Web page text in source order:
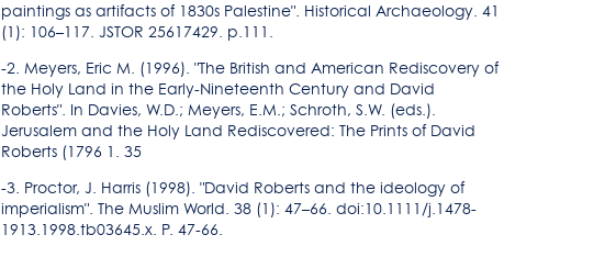
paintings as artifacts of 1830s Palestine". Historical Archaeology. 41
(1): 106–117. JSTOR 25617429. p.111.
-2. Meyers, Eric M. (1996). "The British and American Rediscovery of
the Holy Land in the Early-Nineteenth Century and David
Roberts". In Davies, W.D.; Meyers, E.M.; Schroth, S.W. (eds.).
Jerusalem and the Holy Land Rediscovered: The Prints of David
Roberts (1796 1. 35
-3. Proctor, J. Harris (1998). "David Roberts and the ideology of
imperialism". The Muslim World. 38 (1): 47–66. doi:10.1111/j.1478-
1913.1998.tb03645.x. P. 47-66.